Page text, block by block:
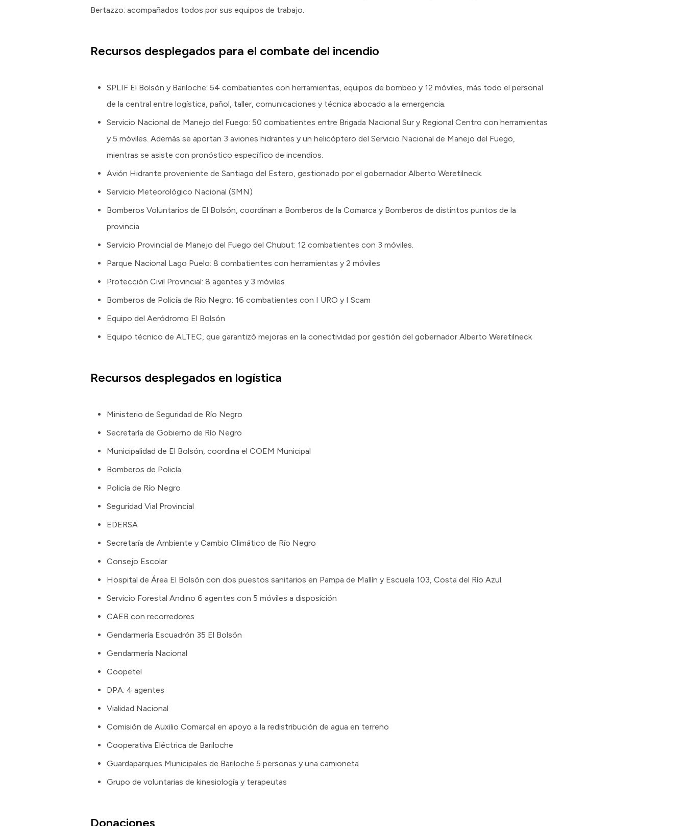
Bertazzo; acompañados todos por sus equipos de trabajo.
Recursos desplegados para el combate del incendio
SPLIF El Bolsón y Bariloche: 54 combatientes con herramientas, equipos de bombeo y 12 móviles, más todo el personal
de la central entre logística, pañol, taller, comunicaciones y técnica abocado a la emergencia.
Servicio Nacional de Manejo del Fuego: 50 combatientes entre Brigada Nacional Sur y Regional Centro con herramientas
y 5 móviles. Además se aportan 3 aviones hidrantes y un helicóptero del Servicio Nacional de Manejo del Fuego,
mientras se asiste con pronóstico específico de incendios.
Avión Hidrante proveniente de Santiago del Estero, gestionado por el gobernador Alberto Weretilneck.
Servicio Meteorológico Nacional (SMN)
Bomberos Voluntarios de El Bolsón, coordinan a Bomberos de la Comarca y Bomberos de distintos puntos de la
provincia
Servicio Provincial de Manejo del Fuego del Chubut: 12 combatientes con 3 móviles.
Parque Nacional Lago Puelo: 8 combatientes con herramientas y 2 móviles
Protección Civil Provincial: 8 agentes y 3 móviles
Bomberos de Policía de Río Negro: 16 combatientes con I URO y I Scam
Equipo del Aeródromo El Bolsón
Equipo técnico de ALTEC, que garantizó mejoras en la conectividad por gestión del gobernador Alberto Weretilneck
Recursos desplegados en logística
Ministerio de Seguridad de Río Negro
Secretaría de Gobierno de Río Negro
Municipalidad de El Bolsón, coordina el COEM Municipal
Bomberos de Policía
Policía de Río Negro
Seguridad Vial Provincial
EDERSA
Secretaría de Ambiente y Cambio Climático de Río Negro
Consejo Escolar
Hospital de Área El Bolsón con dos puestos sanitarios en Pampa de Mallín y Escuela 103, Costa del Río Azul.
Servicio Forestal Andino 6 agentes con 5 móviles a disposición
CAEB con recorredores
Gendarmería Escuadrón 35 El Bolsón
Gendarmería Nacional
Coopetel
DPA: 4 agentes
Vialidad Nacional
Comisión de Auxilio Comarcal en apoyo a la redistribución de agua en terreno
Cooperativa Eléctrica de Bariloche
Guardaparques Municipales de Bariloche 5 personas y una camioneta
Grupo de voluntarias de kinesiología y terapeutas
Donaciones